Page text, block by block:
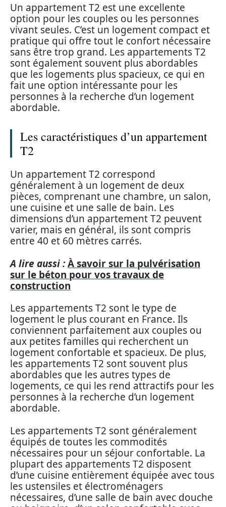
Un appartement T2 est une excellente
option pour les couples ou les personnes
vivant seules. C’est un logement compact et
pratique qui offre tout le confort nécessaire
sans être trop grand. Les appartements T2
sont également souvent plus abordables
que les logements plus spacieux, ce qui en
fait une option intéressante pour les
personnes à la recherche d’un logement
abordable.
Les caractéristiques d’un appartement
T2
Un appartement T2 correspond
généralement à un logement de deux
pièces, comprenant une chambre, un salon,
une cuisine et une salle de bain. Les
dimensions d’un appartement T2 peuvent
varier, mais en général, ils sont compris
entre 40 et 60 mètres carrés.
A lire aussi :À savoir sur la pulvérisation
sur le béton pour vos travaux de
construction
Les appartements T2 sont le type de
logement le plus courant en France. Ils
conviennent parfaitement aux couples ou
aux petites familles qui recherchent un
logement confortable et spacieux. De plus,
les appartements T2 sont souvent plus
abordables que les autres types de
logements, ce qui les rend attractifs pour les
personnes à la recherche d’un logement
abordable.
Les appartements T2 sont généralement
équipés de toutes les commodités
nécessaires pour un séjour confortable. La
plupart des appartements T2 disposent
d’une cuisine entièrement équipée avec tous
les ustensiles et électroménagers
nécessaires, d’une salle de bain avec douche